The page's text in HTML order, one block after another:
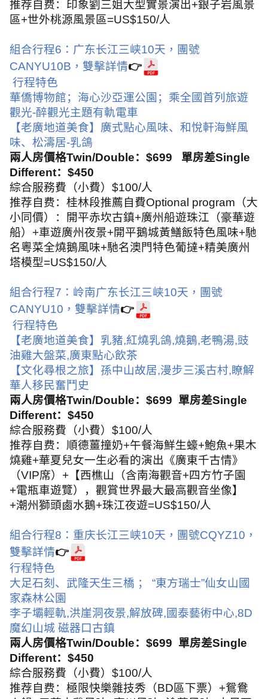
推荐自费：印象劉三姐大型實景演出+銀子岩風景
區+世外桃源風景區=US$150/人
組合行程6 ：广东长江三峡10天，團號
CANYU10B ，雙擊詳情👉
行程特色
華僑博物館；海心沙亞運公園；乘全國首列旅遊
觀光-醉觀光主題有軌電車
【老廣地道美食】廣式點心風味、和悅軒海鮮風
味、松濤居-乳鴿
兩人房價格Twin/Double： $699 單房差Single
Different： $450
綜合服務費（小費） $100/人
推荐自费：桂林段推薦自費Optional program （大
小同價）：開平赤坎古鎮+廣州船遊珠江（豪華遊
船） +車遊廣州夜景+開平鵝城黃鱔飯特色風味+馳
名粵菜全燒鵝風味+馳名澳門特色葡撻+精美廣州
塔模型=US$150/人
組合行程7 ：岭南广东长江三峡10天， 團號
CANYU10 ，雙擊詳情👉
行程特色
【老廣地道美食】乳豬,紅燒乳鴿,燒鵝,老鴨湯,豉
油雞大盤菜,廣東點心飲茶
【文化尋根之旅】孫中山故居,漫步三溪古村,瞭解
華人移民奮鬥史
兩人房價格Twin/Double： $699 單房差Single
Different： $450
綜合服務費（小費） $100/人
推荐自费：順德薑撞奶+午餐海鮮生蠔+鮑魚+果木
燒雞+華夏兒女一生必看的演出《廣東千古情》
（VIP席） + 【西樵山（含南海觀音+四方竹子園
+電瓶車遊覽），觀賞世界最大最高觀音坐像】
+潮州獅頭鹵水鵝+珠江夜遊=US$150/人
組合行程8 ：重庆长江三峡10天，團號CQYZ10 ，
雙擊詳情👉
行程特色
大足石刻、武隆天生三橋 ； “東方瑞士”仙女山國
家森林公園
李子壩輕軌,洪崖洞夜景,解放碑,國泰藝術中心,8D
魔幻山城 磁器口古鎮
兩人房價格Twin/Double： $699 單房差Single
Different： $450
綜合服務費（小費） $100/人
推荐自费：極限快樂雜技秀（BD區下票） +鴛鴦